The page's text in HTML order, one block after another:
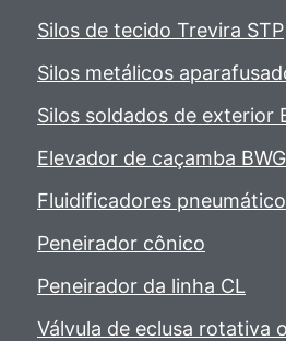
Silos de tecido Trevira STP
Silos metálicos
Silos soldados de exterior
Elevador de caçamba BWG
Fluidificadores
Peneirador cônico
Peneirador da linha CL
Válvula de eclusa rotativa